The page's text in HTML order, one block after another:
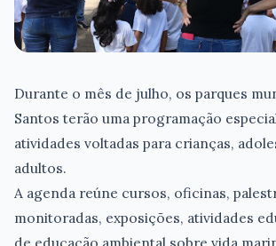
Durante o mês de julho, os parques
Santos terão uma programação
atividades voltadas para crianças,
adultos.
A agenda reúne cursos, oficinas,
monitoradas, exposições, atividades
de educação ambiental sobre vida